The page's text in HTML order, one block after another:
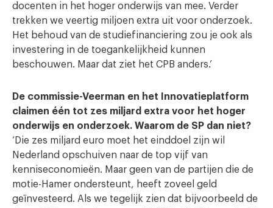
docenten in het hoger onderwijs van mee. Verder
trekken we veertig miljoen extra uit voor onderzoek.
Het behoud van de studiefinanciering zou je ook als
investering in de toegankelijkheid kunnen
beschouwen. Maar dat ziet het CPB anders.’
De commissie-Veerman en het Innovatieplatform
claimen één tot zes miljard extra voor het hoger
onderwijs en onderzoek. Waarom de SP dan niet?
‘Die zes miljard euro moet het einddoel zijn wil
Nederland opschuiven naar de top vijf van
kenniseconomieën. Maar geen van de partijen die de
motie-Hamer ondersteunt, heeft zoveel geld
geïnvesteerd. Als we tegelijk zien dat bijvoorbeeld de